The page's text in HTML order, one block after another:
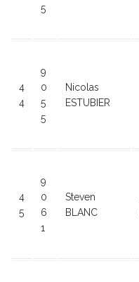
5
4
4
9
0
5
5
Nicolas
ESTUBIER
4
5
9
0
6
1
Steven
BLANC